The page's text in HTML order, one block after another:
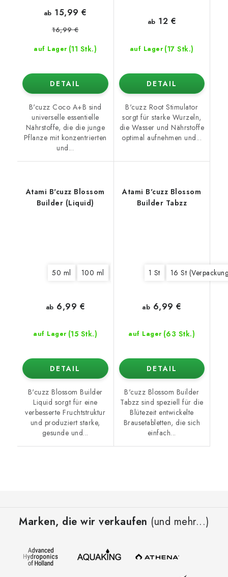
auf Lager (11 Stk.)
ab 15,99 €
16,99 €
DETAIL
B'cuzz Coco A+B sind
universelle essentielle
Nährstoffe, die die junge
Pflanze mit konzentrierten
und...
auf Lager (17 Stk.)
ab 12 €
DETAIL
B'cuzz Root Stimulator
sorgt für starke Wurzeln,
die Wasser und Nährstoffe
optimal aufnehmen und...
Atami B'cuzz Blossom
Builder (Liquid)
50 ml 100 ml 1 l 5 l
auf Lager (15 Stk.)
ab 6,99 €
DETAIL
B'cuzz Blossom Builder
Liquid sorgt für eine
verbesserte Fruchtstruktur
und produziert starke,
gesunde und...
Atami B'cuzz Blossom
Builder Tabzz
1 St 16 St
auf Lager (63 Stk.)
ab 6,99 €
DETAIL
B'cuzz Blossom Builder
Tabzz sind speziell für die
Blütezeit entwickelte
Brausetabletten, die sich
einfach...
Marken, die wir verkaufen (und mehr...)